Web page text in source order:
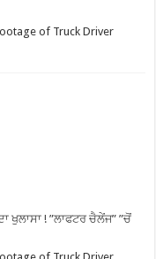
of Truck Driver
ਖੁਲਾਸਾ ! ”ਲਾਫਟਰ ਚੈਲੇਂਜ” ”ਚੋਂ